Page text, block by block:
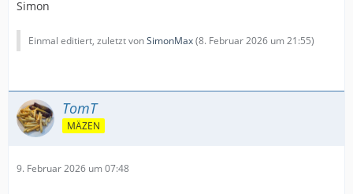
Simon
Einmal editiert, zuletzt vonSimonMax(8. Februar 2026 um 21:55)
TomT
MÄZEN
9. Februar 2026 um 07:48